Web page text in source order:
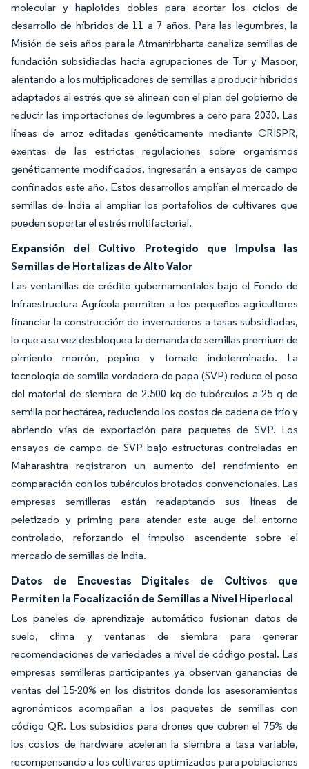
molecular y haploides dobles para acortar los ciclos de
desarrollo de híbridos de 11 a 7 años. Para las legumbres, la
Misión de seis años para la Atmanirbharta canaliza semillas de
fundación subsidiadas hacia agrupaciones de Tur y Masoor,
alentando a los multiplicadores de semillas a producir híbridos
adaptados al estrés que se alinean con el plan del gobierno de
reducir las importaciones de legumbres a cero para 2030. Las
líneas de arroz editadas genéticamente mediante CRISPR,
exentas de las estrictas regulaciones sobre organismos
genéticamente modificados, ingresarán a ensayos de campo
confinados este año. Estos desarrollos amplían el mercado de
semillas de India al ampliar los portafolios de cultivares que
pueden soportar el estrés multifactorial.
Expansión del Cultivo Protegido que Impulsa las
Semillas de Hortalizas de Alto Valor
Las ventanillas de crédito gubernamentales bajo el Fondo de
Infraestructura Agrícola permiten a los pequeños agricultores
financiar la construcción de invernaderos a tasas subsidiadas,
lo que a su vez desbloquea la demanda de semillas premium de
pimiento morrón, pepino y tomate indeterminado. La
tecnología de semilla verdadera de papa (SVP) reduce el peso
del material de siembra de 2.500 kg de tubérculos a 25 g de
semilla por hectárea, reduciendo los costos de cadena de frío y
abriendo vías de exportación para paquetes de SVP. Los
ensayos de campo de SVP bajo estructuras controladas en
Maharashtra registraron un aumento del rendimiento en
comparación con los tubérculos brotados convencionales. Las
empresas semilleras están readaptando sus líneas de
peletizado y priming para atender este auge del entorno
controlado, reforzando el impulso ascendente sobre el
mercado de semillas de India.
Datos de Encuestas Digitales de Cultivos que
Permiten la Focalización de Semillas a Nivel Hiperlocal
Los paneles de aprendizaje automático fusionan datos de
suelo, clima y ventanas de siembra para generar
recomendaciones de variedades a nivel de código postal. Las
empresas semilleras participantes ya observan ganancias de
ventas del 15-20% en los distritos donde los asesoramientos
agronómicos acompañan a los paquetes de semillas con
código QR. Los subsidios para drones que cubren el 75% de
los costos de hardware aceleran la siembra a tasa variable,
recompensando a los cultivares optimizados para poblaciones